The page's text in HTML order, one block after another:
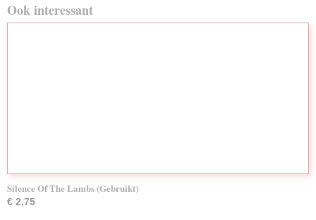
Ook interessant
Silence Of The Lambs (Gebruikt)
€ 2,75